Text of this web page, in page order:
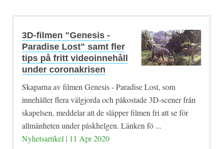
3D-filmen "Genesis -
Paradise Lost" samt fler
tips på fritt videoinnehåll
under coronakrisen
Skaparna av filmen Genesis - Paradise Lost, som
innehåller flera välgjorda och påkostade 3D-scener från
skapelsen, meddelar att de släpper filmen fri att se för
allmänheten under påskhelgen. Länken fö ...
Nyhetsartikel | 11 Apr 2020